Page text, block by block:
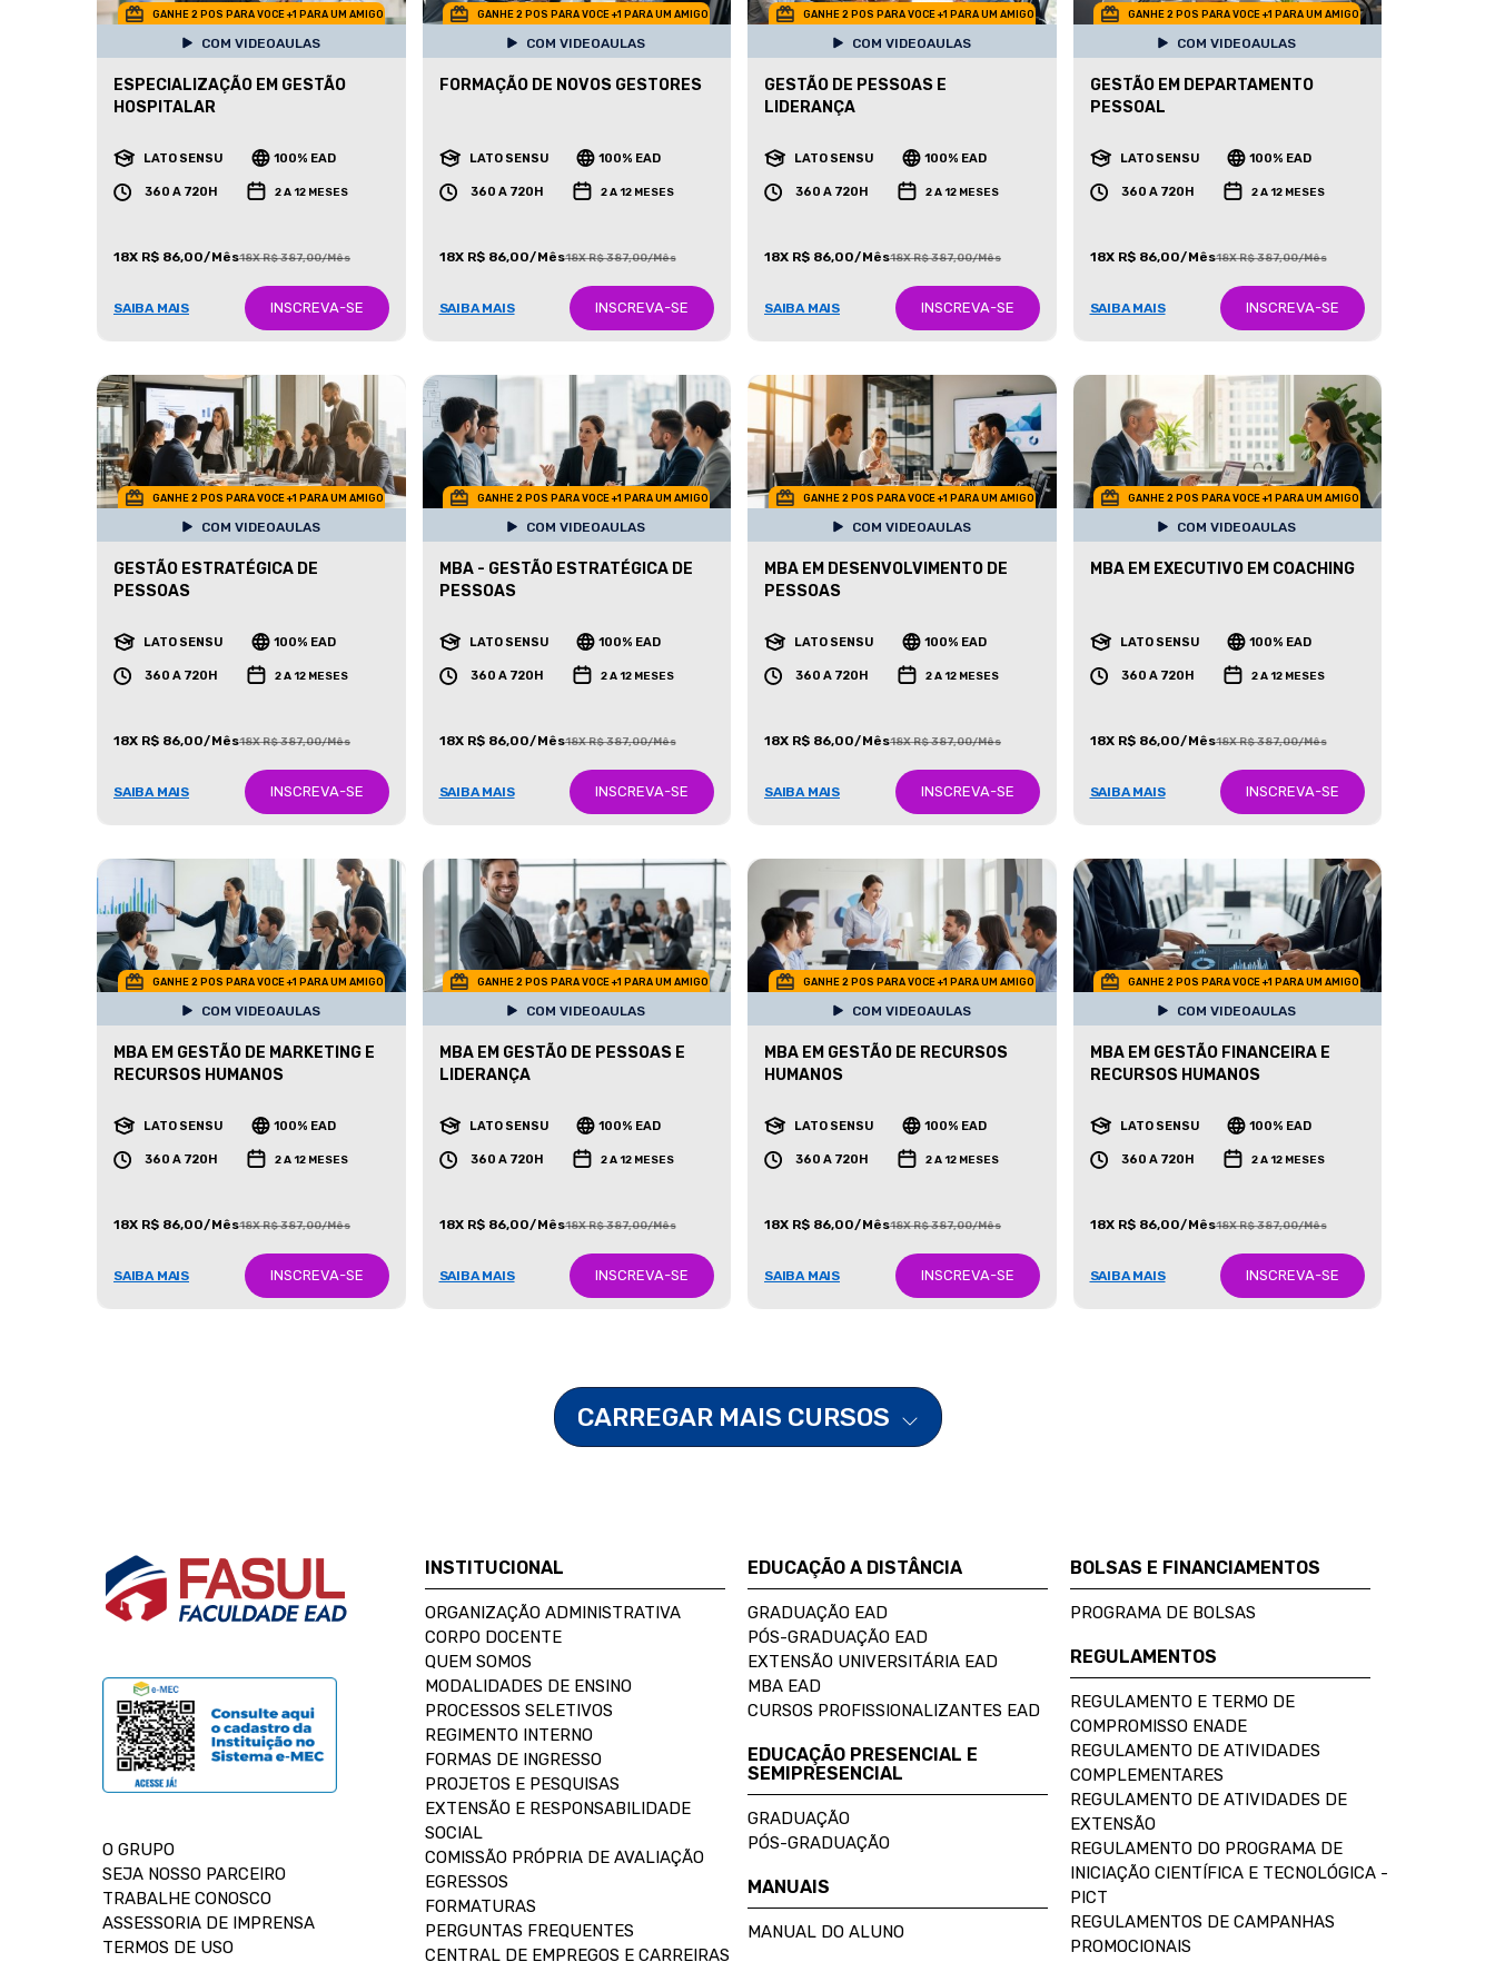
GANHE 2 POS PARA VOCE +1 PARA UM AMIGO
COM VIDEOAULAS
ESPECIALIZAÇÃO EM GESTÃO
HOSPITALAR
LATO SENSU 100% EAD
360 A 720H 2 A 12 MESES
18X R$ 86,00/Mês18X R$ 387,00/Mês
SAIBA MAIS INSCREVA-SE
GANHE 2 POS PARA VOCE +1 PARA UM AMIGO
COM VIDEOAULAS
FORMAÇÃO DE NOVOS GESTORES
LATO SENSU 100% EAD
360 A 720H 2 A 12 MESES
18X R$ 86,00/Mês18X R$ 387,00/Mês
SAIBA MAIS INSCREVA-SE
GANHE 2 POS PARA VOCE +1 PARA UM AMIGO
COM VIDEOAULAS
GESTÃO DE PESSOAS E
LIDERANÇA
LATO SENSU 100% EAD
360 A 720H 2 A 12 MESES
18X R$ 86,00/Mês18X R$ 387,00/Mês
SAIBA MAIS INSCREVA-SE
GANHE 2 POS PARA VOCE +1 PARA UM AMIGO
COM VIDEOAULAS
GESTÃO EM DEPARTAMENTO
PESSOAL
LATO SENSU 100% EAD
360 A 720H 2 A 12 MESES
18X R$ 86,00/Mês18X R$ 387,00/Mês
SAIBA MAIS INSCREVA-SE
GANHE 2 POS PARA VOCE +1 PARA UM AMIGO
COM VIDEOAULAS
GESTÃO ESTRATÉGICA DE
PESSOAS
LATO SENSU 100% EAD
360 A 720H 2 A 12 MESES
18X R$ 86,00/Mês18X R$ 387,00/Mês
SAIBA MAIS INSCREVA-SE
GANHE 2 POS PARA VOCE +1 PARA UM AMIGO
COM VIDEOAULAS
MBA - GESTÃO ESTRATÉGICA DE
PESSOAS
LATO SENSU 100% EAD
360 A 720H 2 A 12 MESES
18X R$ 86,00/Mês18X R$ 387,00/Mês
SAIBA MAIS INSCREVA-SE
GANHE 2 POS PARA VOCE +1 PARA UM AMIGO
COM VIDEOAULAS
MBA EM DESENVOLVIMENTO DE
PESSOAS
LATO SENSU 100% EAD
360 A 720H 2 A 12 MESES
18X R$ 86,00/Mês18X R$ 387,00/Mês
SAIBA MAIS INSCREVA-SE
GANHE 2 POS PARA VOCE +1 PARA UM AMIGO
COM VIDEOAULAS
MBA EM EXECUTIVO EM COACHING
LATO SENSU 100% EAD
360 A 720H 2 A 12 MESES
18X R$ 86,00/Mês18X R$ 387,00/Mês
SAIBA MAIS INSCREVA-SE
GANHE 2 POS PARA VOCE +1 PARA UM AMIGO
COM VIDEOAULAS
MBA EM GESTÃO DE MARKETING E
RECURSOS HUMANOS
LATO SENSU 100% EAD
360 A 720H 2 A 12 MESES
18X R$ 86,00/Mês18X R$ 387,00/Mês
SAIBA MAIS INSCREVA-SE
GANHE 2 POS PARA VOCE +1 PARA UM AMIGO
COM VIDEOAULAS
MBA EM GESTÃO DE PESSOAS E
LIDERANÇA
LATO SENSU 100% EAD
360 A 720H 2 A 12 MESES
18X R$ 86,00/Mês18X R$ 387,00/Mês
SAIBA MAIS INSCREVA-SE
GANHE 2 POS PARA VOCE +1 PARA UM AMIGO
COM VIDEOAULAS
MBA EM GESTÃO DE RECURSOS
HUMANOS
LATO SENSU 100% EAD
360 A 720H 2 A 12 MESES
18X R$ 86,00/Mês18X R$ 387,00/Mês
SAIBA MAIS INSCREVA-SE
GANHE 2 POS PARA VOCE +1 PARA UM AMIGO
COM VIDEOAULAS
MBA EM GESTÃO FINANCEIRA E
RECURSOS HUMANOS
LATO SENSU 100% EAD
360 A 720H 2 A 12 MESES
18X R$ 86,00/Mês18X R$ 387,00/Mês
SAIBA MAIS INSCREVA-SE
CARREGAR MAIS CURSOS
O GRUPO
SEJA NOSSO PARCEIRO
TRABALHE CONOSCO
ASSESSORIA DE IMPRENSA
TERMOS DE USO
INSTITUCIONAL
ORGANIZAÇÃO ADMINISTRATIVA
CORPO DOCENTE
QUEM SOMOS
MODALIDADES DE ENSINO
PROCESSOS SELETIVOS
REGIMENTO INTERNO
FORMAS DE INGRESSO
PROJETOS E PESQUISAS
EXTENSÃO E RESPONSABILIDADE
SOCIAL
COMISSÃO PRÓPRIA DE AVALIAÇÃO
EGRESSOS
FORMATURAS
PERGUNTAS FREQUENTES
CENTRAL DE EMPREGOS E CARREIRAS
EDUCAÇÃO A DISTÂNCIA
GRADUAÇÃO EAD
PÓS-GRADUAÇÃO EAD
EXTENSÃO UNIVERSITÁRIA EAD
MBA EAD
CURSOS PROFISSIONALIZANTES EAD
EDUCAÇÃO PRESENCIAL E
SEMIPRESENCIAL
GRADUAÇÃO
PÓS-GRADUAÇÃO
MANUAIS
MANUAL DO ALUNO
BOLSAS E FINANCIAMENTOS
PROGRAMA DE BOLSAS
REGULAMENTOS
REGULAMENTO E TERMO DE
COMPROMISSO ENADE
REGULAMENTO DE ATIVIDADES
COMPLEMENTARES
REGULAMENTO DE ATIVIDADES DE
EXTENSÃO
REGULAMENTO DO PROGRAMA DE
INICIAÇÃO CIENTÍFICA E TECNOLÓGICA -
PICT
REGULAMENTOS DE CAMPANHAS
PROMOCIONAIS